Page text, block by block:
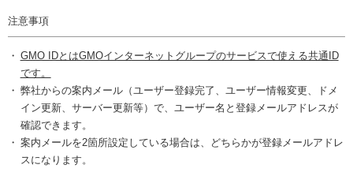
注意事項
GMO IDとはGMOインターネットグループのサービスで使える共通ID
です。
弊社からの案内メール（ユーザー登録完了、ユーザー情報変更、ドメ
イン更新、サーバー更新等）で、ユーザー名と登録メールアドレスが
確認できます。
案内メールを2箇所設定している場合は、どちらかが登録メールアドレ
スになります。